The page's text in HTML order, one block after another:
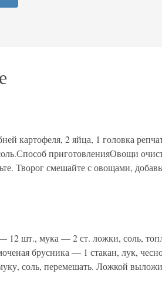
картофеля, 2 яйца, 1 головка
приготовленияОвощи
Творог смешайте с овощами,
12 шт., мука — 2 ст. ложки, соль,
брусника — 1 стакан, лук,
соль, перемешать. Ложкой